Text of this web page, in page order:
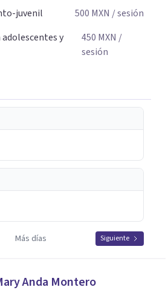
juvenil
500 MXN / sesión
y
450 MXN /
sesión
Más días Siguiente
Anda Montero